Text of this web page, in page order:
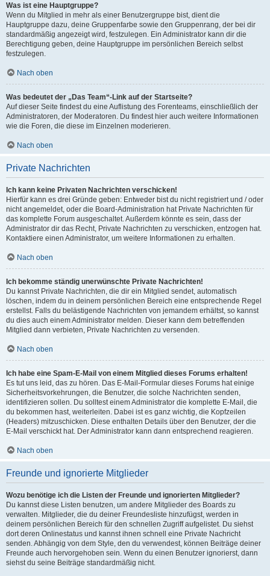
Was ist eine Hauptgruppe?
Wenn du Mitglied in mehr als einer Benutzergruppe bist, dient die
Hauptgruppe dazu, deine Gruppenfarbe sowie den Gruppenrang, der bei dir
standardmäßig angezeigt wird, festzulegen. Ein Administrator kann dir die
Berechtigung geben, deine Hauptgruppe im persönlichen Bereich selbst
festzulegen.
Nach oben
Was bedeutet der „Das Team“-Link auf der Startseite?
Auf dieser Seite findest du eine Auflistung des Forenteams, einschließlich der
Administratoren, der Moderatoren. Du findest hier auch weitere Informationen
wie die Foren, die diese im Einzelnen moderieren.
Nach oben
Private Nachrichten
Ich kann keine Privaten Nachrichten verschicken!
Hierfür kann es drei Gründe geben: Entweder bist du nicht registriert und / oder
nicht angemeldet, oder die Board-Administration hat Private Nachrichten für
das komplette Forum ausgeschaltet. Außerdem könnte es sein, dass der
Administrator dir das Recht, Private Nachrichten zu verschicken, entzogen hat.
Kontaktiere einen Administrator, um weitere Informationen zu erhalten.
Nach oben
Ich bekomme ständig unerwünschte Private Nachrichten!
Du kannst Private Nachrichten, die dir ein Mitglied sendet, automatisch
löschen, indem du in deinem persönlichen Bereich eine entsprechende Regel
erstellst. Falls du belästigende Nachrichten von jemandem erhältst, so kannst
du dies auch einem Administrator melden. Dieser kann dem betreffenden
Mitglied dann verbieten, Private Nachrichten zu versenden.
Nach oben
Ich habe eine Spam-E-Mail von einem Mitglied dieses Forums erhalten!
Es tut uns leid, das zu hören. Das E-Mail-Formular dieses Forums hat einige
Sicherheitsvorkehrungen, die Benutzer, die solche Nachrichten senden,
identifizieren sollen. Du solltest einem Administrator die komplette E-Mail, die
du bekommen hast, weiterleiten. Dabei ist es ganz wichtig, die Kopfzeilen
(Headers) mitzuschicken. Diese enthalten Details über den Benutzer, der die
E-Mail verschickt hat. Der Administrator kann dann entsprechend reagieren.
Nach oben
Freunde und ignorierte Mitglieder
Wozu benötige ich die Listen der Freunde und ignorierten Mitglieder?
Du kannst diese Listen benutzen, um andere Mitglieder des Boards zu
verwalten. Mitglieder, die du deiner Freundesliste hinzufügst, werden in
deinem persönlichen Bereich für den schnellen Zugriff aufgelistet. Du siehst
dort deren Onlinestatus und kannst ihnen schnell eine Private Nachricht
senden. Abhängig von dem Style, den du verwendest, können Beiträge deiner
Freunde auch hervorgehoben sein. Wenn du einen Benutzer ignorierst, dann
siehst du seine Beiträge standardmäßig nicht.